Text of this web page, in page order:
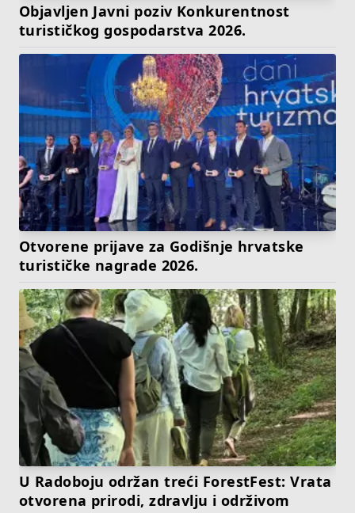
Objavljen Javni poziv Konkurentnost
turističkog gospodarstva 2026.
Otvorene prijave za Godišnje hrvatske
turističke nagrade 2026.
U Radoboju održan treći ForestFest: Vrata
otvorena prirodi, zdravlju i održivom